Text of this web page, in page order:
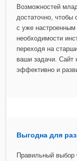
Возможностей
достаточно, чтобы
с уже
необходимости
переходя на
ваши задачи. Сайт
эффективно и
Выгодна для
Правильный